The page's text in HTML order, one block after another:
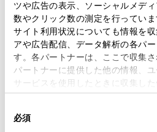
ツや広告の表示、ソーシャルメデ
数やクリック数の測定を行ってい
サイト利用状況についても情報を
アや広告配信、データ解析の各パ
す。各パートナーは、ここで収集
パートナーに提供した他の情報、
サービスを使用したときに収集し
使用することがあります。当ウェ
必須
おクルマに関する
は、自動車検査証
用意いただくとス
が可能です。